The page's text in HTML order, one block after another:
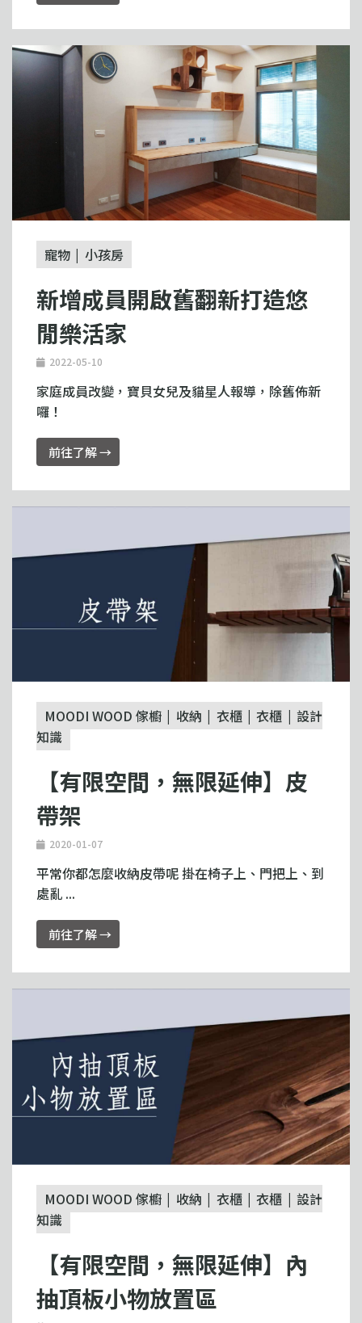
寵物 小孩房
新增成員開啟舊翻新打造悠
閒樂活家
2022-05-10
家庭成員改變，寶貝女兒及貓星人報導，除舊佈新
囉！
前往了解 →
MOODI WOOD 傢櫥 收納 衣櫃 衣櫃
設計
知識
【有限空間，無限延伸】皮
帶架
2020-01-07
平常你都怎麼收納皮帶呢 掛在椅子上、門把上、到
處亂 ...
前往了解 →
MOODI WOOD 傢櫥 收納 衣櫃 衣櫃
設計
知識
【有限空間，無限延伸】內
抽頂板小物放置區